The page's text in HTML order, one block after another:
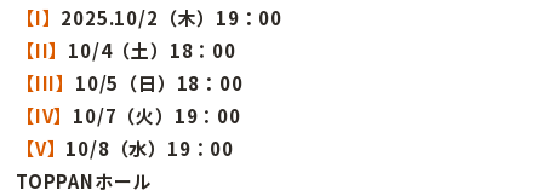
【I】 2025.10/2（木）19：00
【II】 10/4（土）18：00
【III】 10/5（日）18：00
【IV】 10/7（火）19：00
【V】 10/8（水）19：00
TOPPANホール